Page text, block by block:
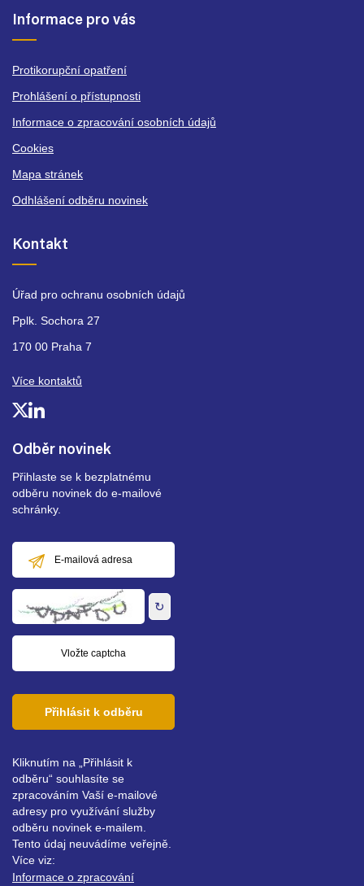
Odběr novinek
Přihlaste se k bezplatnému
odběru novinek do e-mailové
schránky.
mailová
adresa
↻
Přihlásit k odběru
Kliknutím na „Přihlásit k
odběru“ souhlasíte se
zpracováním Vaší e-mailové
adresy pro využívání služby
odběru novinek e-mailem.
Tento údaj neuvádíme veřejně.
Více viz:
Informace o zpracování
Informace pro vás
Protikorupční opatření
Prohlášení o přístupnosti
Informace o zpracování osobních údajů
Cookies
Mapa stránek
Odhlášení odběru novinek
Kontakt
Úřad pro ochranu osobních údajů
Pplk. Sochora 27
170 00 Praha 7
Více kontaktů